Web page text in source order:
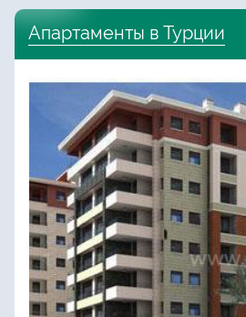
Апартаменты в Турции